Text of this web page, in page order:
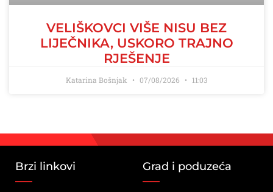
VELIŠKOVCI VIŠE NISU BEZ
LIJEČNIKA, USKORO TRAJNO
RJEŠENJE
Katarina Bošnjak 07/08/2026 11:03
Brzi linkovi Grad i poduzeća